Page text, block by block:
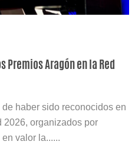
Aragón en la Red
haber sido reconocidos en
2026, organizados por
valor la......